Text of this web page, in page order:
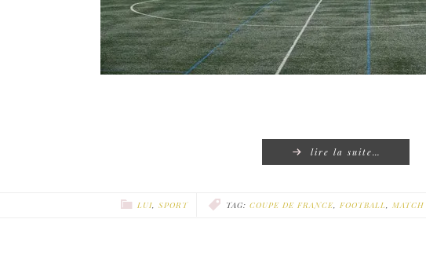
lire la suite…
LUI, SPORT TAG: COUPE DE FRANCE, FOOTBALL MATCH